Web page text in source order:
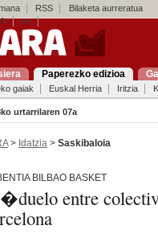
RSS
Bilaketa aurreratua
fr en
Paperezko edizioa
gaiak Euskal Herria Iritzia
urtarrilaren 07a
> Idatzia > Saskibaloia
BILBAO BASKET
entre